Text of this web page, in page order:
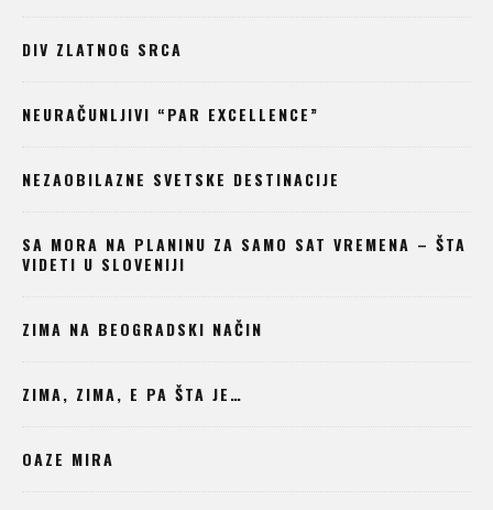
DIV ZLATNOG SRCA
NEURAČUNLJIVI “PAR EXCELLENCE”
NEZAOBILAZNE SVETSKE DESTINACIJE
SA MORA NA PLANINU ZA SAMO SAT VREMENA – ŠTA
VIDETI U SLOVENIJI
ZIMA NA BEOGRADSKI NAČIN
ZIMA, ZIMA, E PA ŠTA JE…
OAZE MIRA